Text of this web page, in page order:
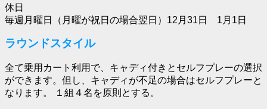
休日
毎週月曜日（月曜が祝日の場合翌日）12月31日 1月1日
ラウンドスタイル
全て乗用カート利用で、キャディ付きとセルフプレーの選択
ができます。但し、キャディが不足の場合はセルフプレーと
なります。 １組４名を原則とする。